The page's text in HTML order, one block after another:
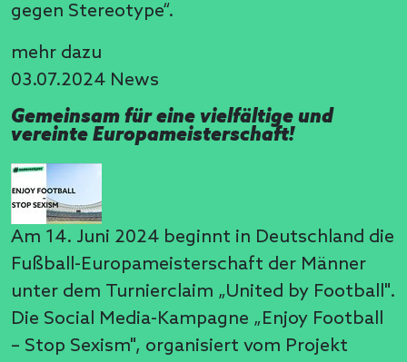
gegen Stereotype“.
mehr dazu
03.07.2024 News
Gemeinsam für eine vielfältige und
vereinte Europameisterschaft!
Am 14. Juni 2024 beginnt in Deutschland die
Fußball-Europameisterschaft der Männer
unter dem Turnierclaim „United by Football".
Die Social Media-Kampagne „Enjoy Football
– Stop Sexism", organisiert vom Projekt